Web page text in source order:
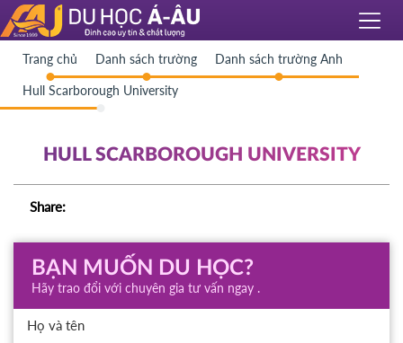
Trang chủ Danh sách trường Danh sách trường Anh
Hull Scarborough University
HULL SCARBOROUGH UNIVERSITY
Share:
BẠN MUỐN DU HỌC?
Hãy trao đổi với chuyên gia tư vấn ngay .
Họ và tên